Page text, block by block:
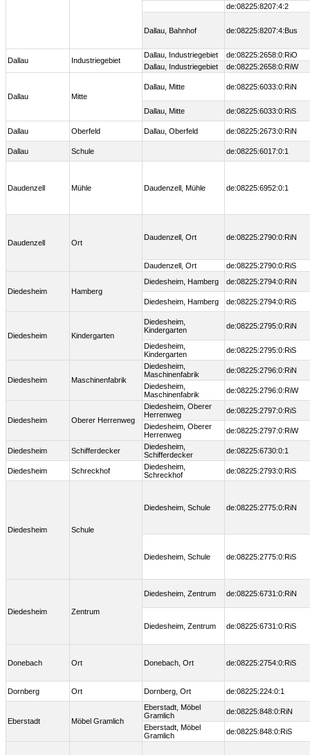
de:08225:8207:4:2
Dallau, Bahnhof de:08225:8207:4:Bus
Dallau Industriegebiet
Dallau, Industriegebiet
de:08225:2658:0:RiO
Dallau, Industriegebiet
de:08225:2658:0:RiW
Dallau Mitte
Dallau, Mitte de:08225:6033:0:RiN
Dallau, Mitte de:08225:6033:0:RiS
Dallau Oberfeld Dallau, Oberfeld de:08225:2673:0:RiN
Dallau Schule de:08225:6017:0:1
Daudenzell Mühle Daudenzell, Mühle de:08225:6952:0:1
Daudenzell Ort
Daudenzell, Ort de:08225:2790:0:RiN
Daudenzell, Ort de:08225:2790:0:RiS
Diedesheim Hamberg
Diedesheim, Hamberg de:08225:2794:0:RiN
Diedesheim, Hamberg de:08225:2794:0:RiS
Diedesheim Kindergarten
Diedesheim,
Kindergarten
de:08225:2795:0:RiN
Diedesheim,
Kindergarten
de:08225:2795:0:RiS
Diedesheim Maschinenfabrik
Diedesheim,
Maschinenfabrik
de:08225:2796:0:RiN
Diedesheim,
Maschinenfabrik
de:08225:2796:0:RiW
Diedesheim Oberer Herrenweg
Diedesheim, Oberer
Herrenweg
de:08225:2797:0:RiS
Diedesheim, Oberer
Herrenweg
de:08225:2797:0:RiW
Diedesheim Schifferdecker
Diedesheim,
Schifferdecker
de:08225:6730:0:1
Diedesheim Schreckhof
Diedesheim,
Schreckhof
de:08225:2793:0:RiS
Diedesheim Schule
Diedesheim, Schule de:08225:2775:0:RiN
Diedesheim, Schule de:08225:2775:0:RiS
Diedesheim Zentrum
Diedesheim, Zentrum de:08225:6731:0:RiN
Diedesheim, Zentrum de:08225:6731:0:RiS
Donebach Ort Donebach, Ort de:08225:2754:0:RiS
Dornberg Ort Dornberg, Ort de:08225:224:0:1
Eberstadt Möbel Gramlich
Eberstadt, Möbel
Gramlich
de:08225:848:0:RiN
Eberstadt, Möbel
Gramlich
de:08225:848:0:RiS